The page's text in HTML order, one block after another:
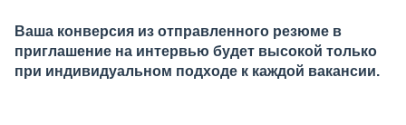
Ваша конверсия из отправленного резюме в
приглашение на интервью будет высокой только
при индивидуальном подходе к каждой вакансии.